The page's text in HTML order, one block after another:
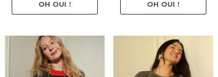
OH OUI ! OH OUI !